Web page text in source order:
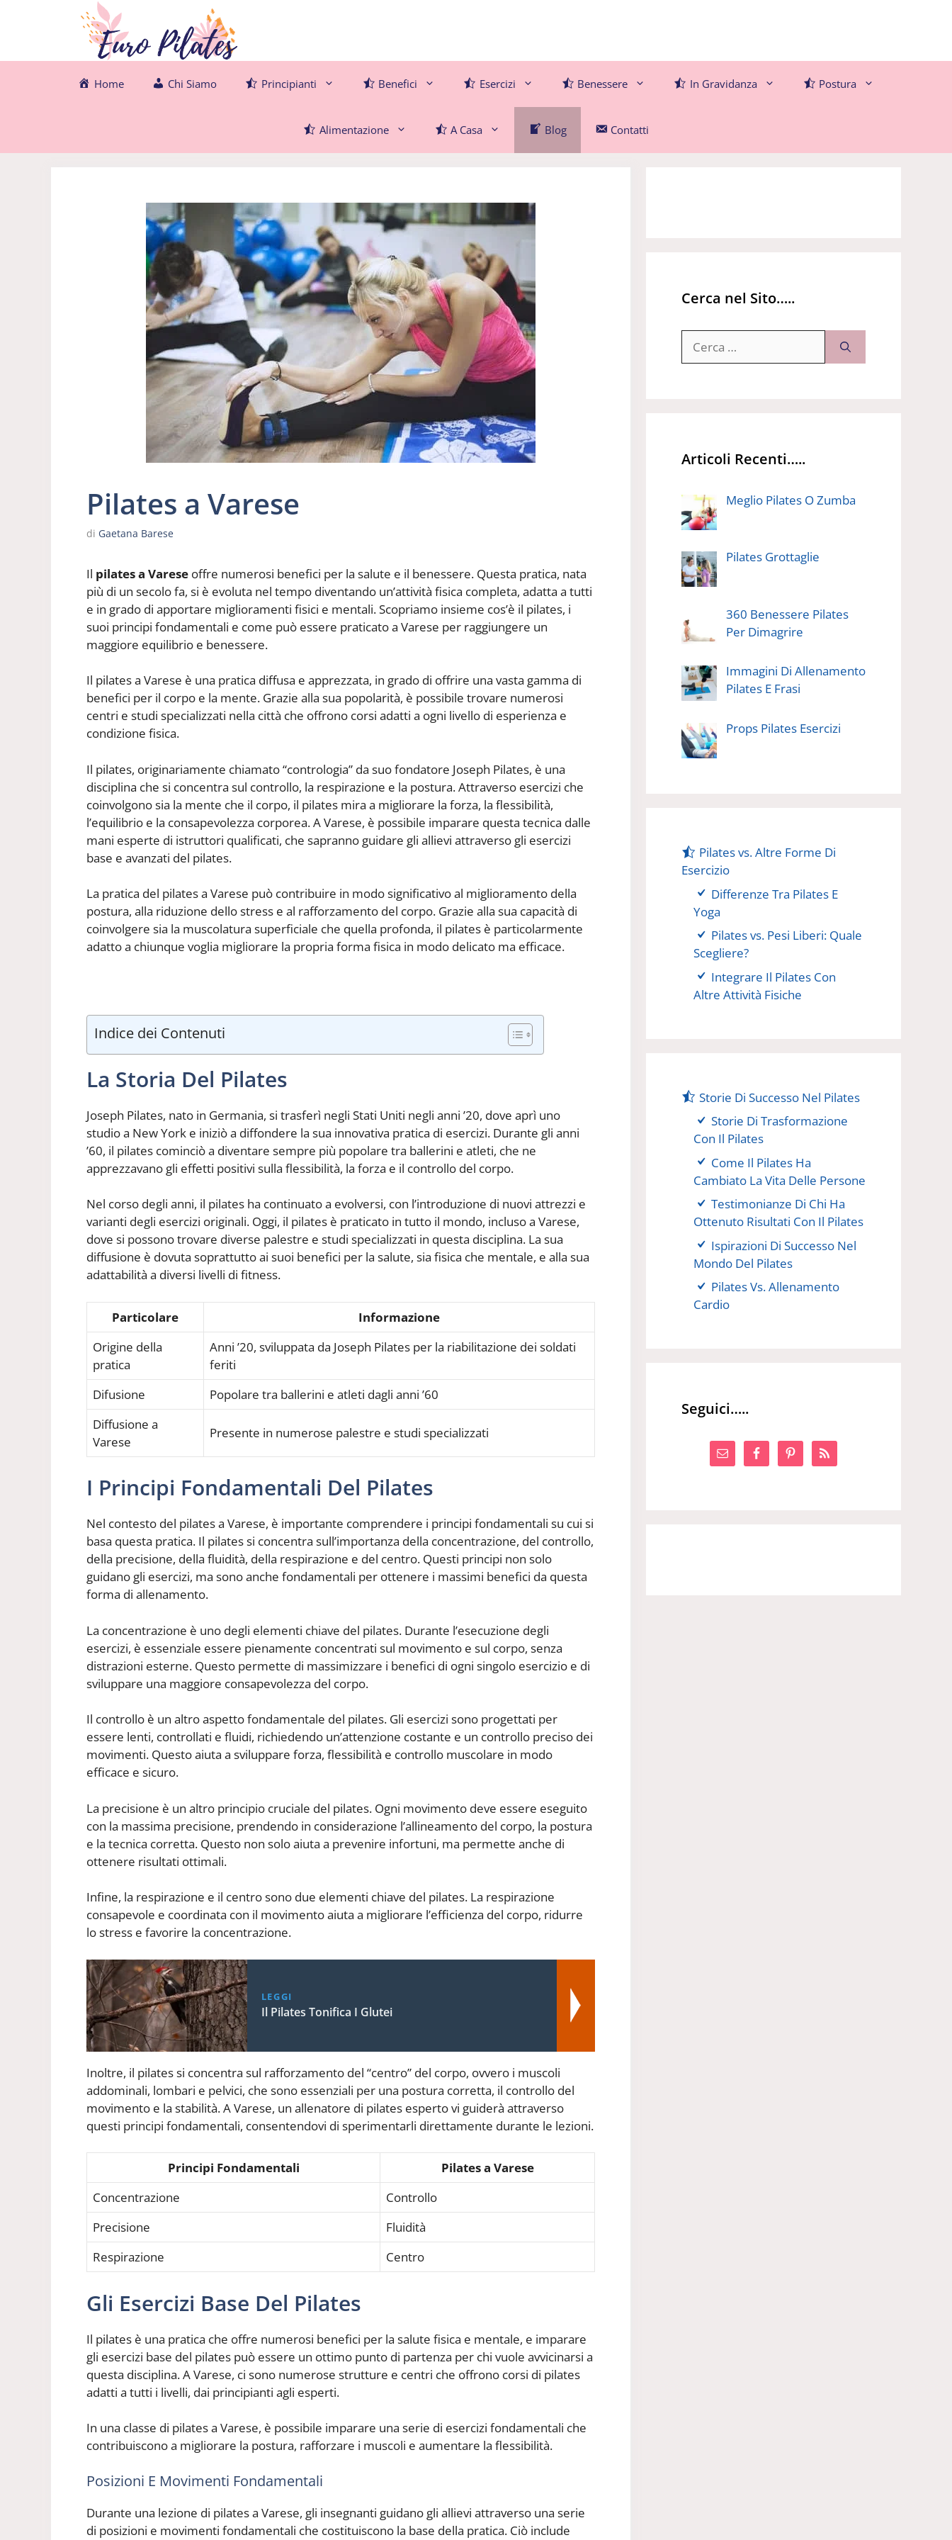
Home Chi Siamo Principianti Benefici Esercizi Benessere In Gravidanza Postura
Alimentazione A Casa Blog Contatti
Pilates a Varese
di Gaetana Barese
Il pilates a Varese offre numerosi benefici per la salute e il benessere. Questa pratica, nata
più di un secolo fa, si è evoluta nel tempo diventando un’attività fisica completa, adatta a tutti
e in grado di apportare miglioramenti fisici e mentali. Scopriamo insieme cos’è il pilates, i
suoi principi fondamentali e come può essere praticato a Varese per raggiungere un
maggiore equilibrio e benessere.
Il pilates a Varese è una pratica diffusa e apprezzata, in grado di offrire una vasta gamma di
benefici per il corpo e la mente. Grazie alla sua popolarità, è possibile trovare numerosi
centri e studi specializzati nella città che offrono corsi adatti a ogni livello di esperienza e
condizione fisica.
Il pilates, originariamente chiamato “contrologia” da suo fondatore Joseph Pilates, è una
disciplina che si concentra sul controllo, la respirazione e la postura. Attraverso esercizi che
coinvolgono sia la mente che il corpo, il pilates mira a migliorare la forza, la flessibilità,
l’equilibrio e la consapevolezza corporea. A Varese, è possibile imparare questa tecnica dalle
mani esperte di istruttori qualificati, che sapranno guidare gli allievi attraverso gli esercizi
base e avanzati del pilates.
La pratica del pilates a Varese può contribuire in modo significativo al miglioramento della
postura, alla riduzione dello stress e al rafforzamento del corpo. Grazie alla sua capacità di
coinvolgere sia la muscolatura superficiale che quella profonda, il pilates è particolarmente
adatto a chiunque voglia migliorare la propria forma fisica in modo delicato ma efficace.
Indice dei Contenuti
La Storia Del Pilates
Joseph Pilates, nato in Germania, si trasferì negli Stati Uniti negli anni ’20, dove aprì uno
studio a New York e iniziò a diffondere la sua innovativa pratica di esercizi. Durante gli anni
’60, il pilates cominciò a diventare sempre più popolare tra ballerini e atleti, che ne
apprezzavano gli effetti positivi sulla flessibilità, la forza e il controllo del corpo.
Nel corso degli anni, il pilates ha continuato a evolversi, con l’introduzione di nuovi attrezzi e
varianti degli esercizi originali. Oggi, il pilates è praticato in tutto il mondo, incluso a Varese,
dove si possono trovare diverse palestre e studi specializzati in questa disciplina. La sua
diffusione è dovuta soprattutto ai suoi benefici per la salute, sia fisica che mentale, e alla sua
adattabilità a diversi livelli di fitness.
Particolare
Informazione
Origine della
pratica
Anni ’20, sviluppata da Joseph Pilates per la riabilitazione dei soldati
feriti
Difusione
Popolare tra ballerini e atleti dagli anni ’60
Diffusione a
Varese
Presente in numerose palestre e studi specializzati
I Principi Fondamentali Del Pilates
Nel contesto del pilates a Varese, è importante comprendere i principi fondamentali su cui si
basa questa pratica. Il pilates si concentra sull’importanza della concentrazione, del controllo,
della precisione, della fluidità, della respirazione e del centro. Questi principi non solo
guidano gli esercizi, ma sono anche fondamentali per ottenere i massimi benefici da questa
forma di allenamento.
La concentrazione è uno degli elementi chiave del pilates. Durante l’esecuzione degli
esercizi, è essenziale essere pienamente concentrati sul movimento e sul corpo, senza
distrazioni esterne. Questo permette di massimizzare i benefici di ogni singolo esercizio e di
sviluppare una maggiore consapevolezza del corpo.
Il controllo è un altro aspetto fondamentale del pilates. Gli esercizi sono progettati per
essere lenti, controllati e fluidi, richiedendo un’attenzione costante e un controllo preciso dei
movimenti. Questo aiuta a sviluppare forza, flessibilità e controllo muscolare in modo
efficace e sicuro.
La precisione è un altro principio cruciale del pilates. Ogni movimento deve essere eseguito
con la massima precisione, prendendo in considerazione l’allineamento del corpo, la postura
e la tecnica corretta. Questo non solo aiuta a prevenire infortuni, ma permette anche di
ottenere risultati ottimali.
Infine, la respirazione e il centro sono due elementi chiave del pilates. La respirazione
consapevole e coordinata con il movimento aiuta a migliorare l’efficienza del corpo, ridurre
lo stress e favorire la concentrazione.
LEGGI
Il Pilates Tonifica I Glutei
Inoltre, il pilates si concentra sul rafforzamento del “centro” del corpo, ovvero i muscoli
addominali, lombari e pelvici, che sono essenziali per una postura corretta, il controllo del
movimento e la stabilità. A Varese, un allenatore di pilates esperto vi guiderà attraverso
questi principi fondamentali, consentendovi di sperimentarli direttamente durante le lezioni.
Principi Fondamentali
Pilates a Varese
Concentrazione
Controllo
Precisione
Fluidità
Respirazione
Centro
Gli Esercizi Base Del Pilates
Il pilates è una pratica che offre numerosi benefici per la salute fisica e mentale, e imparare
gli esercizi base del pilates può essere un ottimo punto di partenza per chi vuole avvicinarsi a
questa disciplina. A Varese, ci sono numerose strutture e centri che offrono corsi di pilates
adatti a tutti i livelli, dai principianti agli esperti.
In una classe di pilates a Varese, è possibile imparare una serie di esercizi fondamentali che
contribuiscono a migliorare la postura, rafforzare i muscoli e aumentare la flessibilità.
Posizioni E Movimenti Fondamentali
Durante una lezione di pilates a Varese, gli insegnanti guidano gli allievi attraverso una serie
di posizioni e movimenti fondamentali che costituiscono la base della pratica. Ciò include
Cerca nel Sito…..
per:
Articoli Recenti…..
Meglio Pilates O Zumba
Pilates Grottaglie
360 Benessere Pilates
Per Dimagrire
Immagini Di Allenamento
Pilates E Frasi
Props Pilates Esercizi
Pilates vs. Altre Forme Di
Esercizio
Differenze Tra Pilates E
Yoga
Pilates vs. Pesi Liberi: Quale
Scegliere?
Integrare Il Pilates Con
Altre Attività Fisiche
Storie Di Successo Nel Pilates
Storie Di Trasformazione
Con Il Pilates
Come Il Pilates Ha
Cambiato La Vita Delle Persone
Testimonianze Di Chi Ha
Ottenuto Risultati Con Il Pilates
Ispirazioni Di Successo Nel
Mondo Del Pilates
Pilates Vs. Allenamento
Cardio
Seguici…..